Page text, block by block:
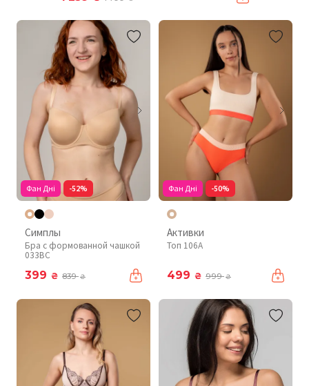
Фан Дні -52%
Симплы
Бра с формованной чашкой
033BC
399 ₴ 839₴
Фан Дні -50%
Активки
Топ 106A
499 ₴ 999₴